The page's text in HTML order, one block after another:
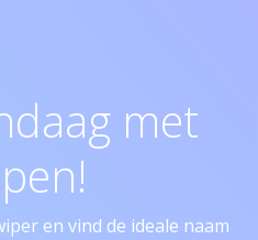
met
en vind de ideale naam